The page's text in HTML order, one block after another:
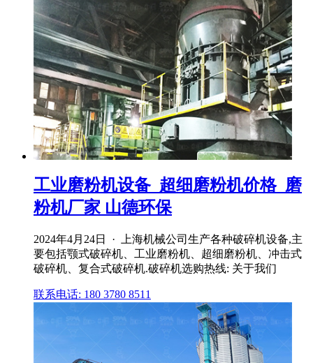
工业磨粉机设备_超细磨粉机价格_磨
粉机厂家 山德环保
2024年4月24日 · 上海机械公司生产各种破碎机设备,主
要包括颚式破碎机、工业磨粉机、超细磨粉机、冲击式
破碎机、复合式破碎机.破碎机选购热线: 关于我们
联系电话: 180 3780 8511